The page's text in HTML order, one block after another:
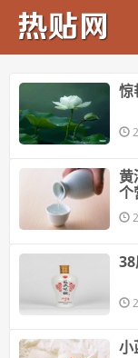
惊
黄
个
小